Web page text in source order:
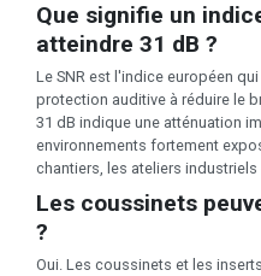
Que signifie un
atteindre 31 dB ?
Le SNR est l'indice européen
protection auditive à réduire le
31 dB indique une atténuation
environnements fortement
chantiers, les ateliers
Les coussinets
?
Oui. Les coussinets et les